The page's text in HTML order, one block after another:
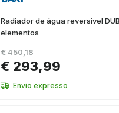
Radiador de água reversível
elementos
€ 293,99
€ 450,18
Envio expresso